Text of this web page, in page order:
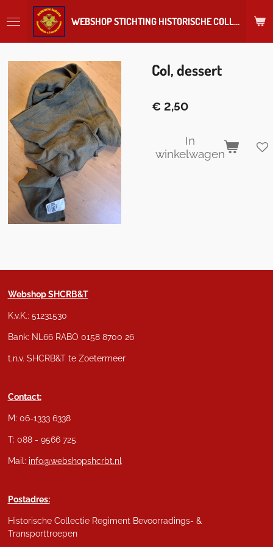
direct
hoofdinhoud
WEBSHOP STICHTING HISTORISCHE COLLECTIE REGIMENT
Col, dessert
€ 2,50
In
winkelwagen
Webshop SHCRB&T
K.v.K.: 51231530
Bank: NL66 RABO 0158 8700 26
t.n.v. SHCRB&T te Zoetermeer
Contact:
M: 06-1333 6338
T: 088 - 9566 725
Mail: info@webshopshcrbt.nl
Postadres:
Historische Collectie Regiment Bevoorradings- &
Transporttroepen